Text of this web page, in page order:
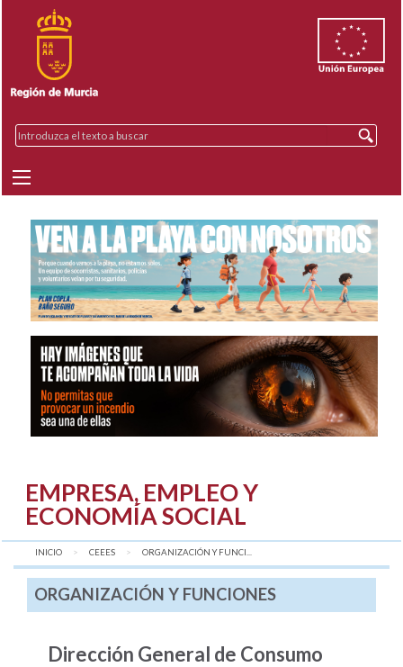
EMPRESA, EMPLEO Y
ECONOMÍA SOCIAL
INICIO CEEES AQUÍ:
ORGANIZACIÓN Y FUNCI...
ORGANIZACIÓN Y FUNCIONES
Dirección General de Consumo